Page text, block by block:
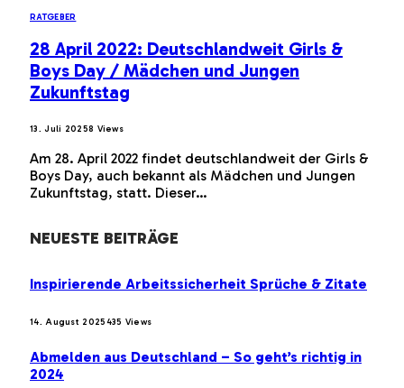
RATGEBER
28 April 2022: Deutschlandweit Girls &
Boys Day / Mädchen und Jungen
Zukunftstag
13. Juli 20258 Views
Am 28. April 2022 findet deutschlandweit der Girls &
Boys Day, auch bekannt als Mädchen und Jungen
Zukunftstag, statt. Dieser…
NEUESTE BEITRÄGE
Inspirierende Arbeitssicherheit Sprüche & Zitate
14. August 2025435 Views
Abmelden aus Deutschland – So geht’s richtig in
2024